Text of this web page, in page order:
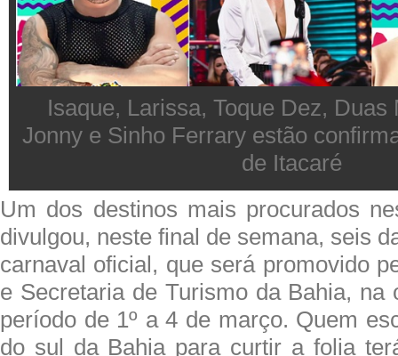
Isaque, Larissa, Toque Dez, Duas
Jonny e Sinho Ferrary estão
de Itacaré
Um dos destinos mais procurados
divulgou, neste final de semana, seis
carnaval oficial, que será promovido
e Secretaria de Turismo da Bahia, na
período de 1º a 4 de março. Quem
do sul da Bahia para curtir a folia